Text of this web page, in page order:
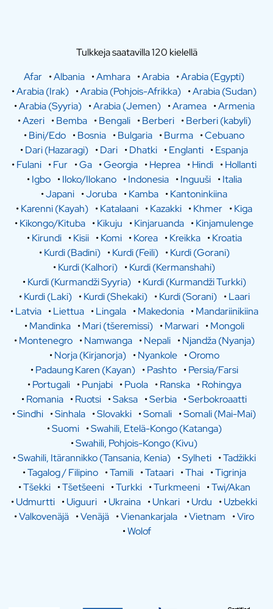
Tulkkeja saatavilla 120 kielellä
Afar •Albania •Amhara •Arabia •Arabia (Egypti)
•Arabia (Irak) •Arabia (Pohjois-Afrikka) •Arabia (Sudan)
•Arabia (Syyria) •Arabia (Jemen) •Aramea •Armenia
•Azeri •Bemba •Bengali •Berberi •Berberi (kabyli)
•Bini/Edo •Bosnia •Bulgaria •Burma •Cebuano
•Dari (Hazaragi) •Dari •Dhatki •Englanti •Espanja
•Fulani •Fur •Ga •Georgia •Heprea •Hindi •Hollanti
•Igbo •Iloko/Ilokano •Indonesia •Inguuši •Italia
•Japani •Joruba •Kamba •Kantoninkiina
•Karenni (Kayah) •Katalaani •Kazakki •Khmer •Kiga
•Kikongo/Kituba •Kikuju •Kinjaruanda •Kinjamulenge
•Kirundi •Kisii •Komi •Korea •Kreikka •Kroatia
•Kurdi (Badini) •Kurdi (Feili) •Kurdi (Gorani)
•Kurdi (Kalhori) •Kurdi (Kermanshahi)
•Kurdi (Kurmandži Syyria) •Kurdi (Kurmandži Turkki)
•Kurdi (Laki) •Kurdi (Shekaki) •Kurdi (Sorani) •Laari
•Latvia •Liettua •Lingala •Makedonia •Mandariinikiina
•Mandinka •Mari (tšeremissi) •Marwari •Mongoli
•Montenegro •Namwanga •Nepali •Njandža (Nyanja)
•Norja (Kirjanorja) •Nyankole •Oromo
•Padaung Karen (Kayan) •Pashto •Persia/Farsi
•Portugali •Punjabi •Puola •Ranska •Rohingya
•Romania •Ruotsi •Saksa •Serbia •Serbokroaatti
•Sindhi •Sinhala •Slovakki •Somali •Somali (Mai-Mai)
•Suomi •Swahili, Etelä-Kongo (Katanga)
•Swahili, Pohjois-Kongo (Kivu)
•Swahili, Itärannikko (Tansania, Kenia) •Sylheti •Tadžikki
•Tagalog / Filipino •Tamili •Tataari •Thai •Tigrinja
•Tšekki •Tšetšeeni •Turkki •Turkmeeni •Twi/Akan
•Udmurtti •Uiguuri •Ukraina •Unkari •Urdu •Uzbekki
•Valkovenäjä •Venäjä •Vienankarjala •Vietnam •Viro
•Wolof